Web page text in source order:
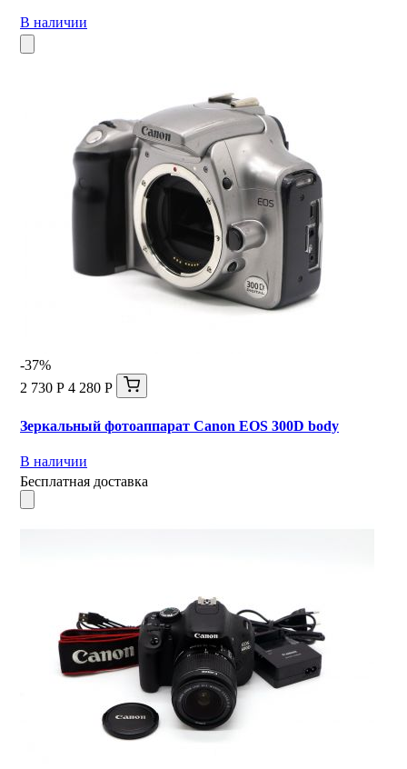
В наличии
-37%
2 730 Р 4 280 Р
Зеркальный фотоаппарат Canon EOS 300D body
В наличии
Бесплатная доставка